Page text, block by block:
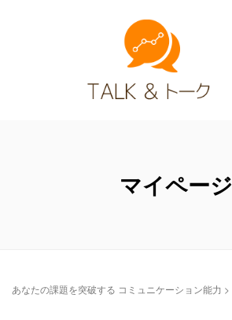
マイページ
あなたの課題を突破する コミュニケーション能力 >